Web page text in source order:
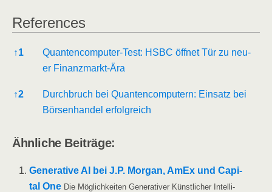
Refe­ren­ces
Refe­ren­ces
↑1
Quan­ten­com­pu­ter-Test: HSBC öff­net Tür zu neu­
er Finanzmarkt-Ära
↑2
Durch­bruch bei Quan­ten­com­pu­tern: Ein­satz bei
Bör­sen­han­del erfolgreich
Ähn­li­che Beiträge:
Gene­ra­ti­ve AI bei J.P. Mor­gan, AmEx und Capi­
tal One Die Mög­lich­kei­ten Gene­ra­ti­ver Künst­li­cher Intel­li­